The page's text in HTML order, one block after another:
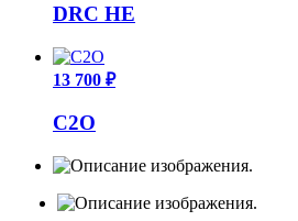
DRC HE
13 700 ₽
C2O